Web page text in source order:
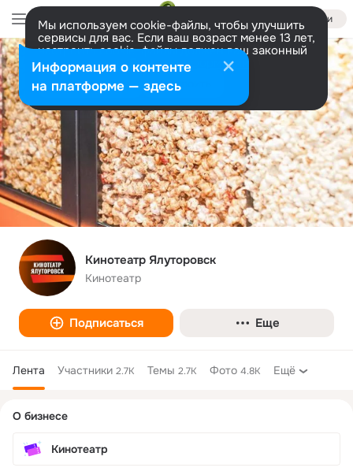
Войти
Мы используем cookie-файлы, чтобы улучшить
сервисы для вас. Если ваш возраст менее 13 лет,
настроить cookie-файлы должен ваш законный
представитель. Больше информации
Разрешить все Настроить
Кинотеатр Ялуторовск
Кинотеатр
Подписаться Еще
Лента Участники 2.7K Темы 2.7K Фото 4.8K Ещё
колонка
О бизнесе
Кинотеатр
Информация о контенте
на платформе — здесь